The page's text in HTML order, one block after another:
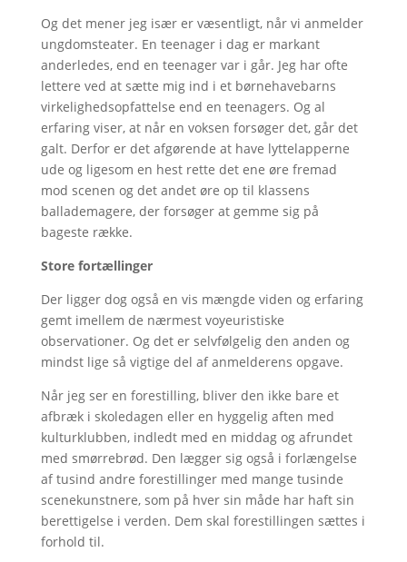
Og det mener jeg især er væsentligt, når vi anmelder
ungdomsteater. En teenager i dag er markant
anderledes, end en teenager var i går. Jeg har ofte
lettere ved at sætte mig ind i et børnehavebarns
virkelighedsopfattelse end en teenagers. Og al
erfaring viser, at når en voksen forsøger det, går det
galt. Derfor er det afgørende at have lyttelapperne
ude og ligesom en hest rette det ene øre fremad
mod scenen og det andet øre op til klassens
ballademagere, der forsøger at gemme sig på
bageste række.
Store fortællinger
Der ligger dog også en vis mængde viden og erfaring
gemt imellem de nærmest voyeuristiske
observationer. Og det er selvfølgelig den anden og
mindst lige så vigtige del af anmelderens opgave.
Når jeg ser en forestilling, bliver den ikke bare et
afbræk i skoledagen eller en hyggelig aften med
kulturklubben, indledt med en middag og afrundet
med smørrebrød. Den lægger sig også i forlængelse
af tusind andre forestillinger med mange tusinde
scenekunstnere, som på hver sin måde har haft sin
berettigelse i verden. Dem skal forestillingen sættes i
forhold til.